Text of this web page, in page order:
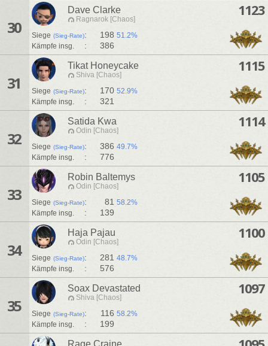
30
Dave Clarke
Ragnarok [Chaos]
Siege (Sieg-Rate): 198 51.2%
Kämpfe insg.
: 386
1123
31
Tikat Honeycake
Shiva [Chaos]
Siege (Sieg-Rate): 170 52.9%
Kämpfe insg.
: 321
1115
32
Satida Kwa
Odin [Chaos]
Siege (Sieg-Rate): 386 49.7%
Kämpfe insg.
: 776
1114
33
Robin Baltemys
Odin [Chaos]
Siege (Sieg-Rate): 81 58.2%
Kämpfe insg.
: 139
1105
34
Haja Pajau
Odin [Chaos]
Siege (Sieg-Rate): 281 48.7%
Kämpfe insg.
: 576
1100
35
Soax Devastated
Shiva [Chaos]
Siege (Sieg-Rate): 116 58.2%
Kämpfe insg.
: 199
1097
Rage Craine